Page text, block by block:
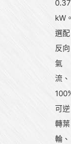
kW
選配
反向
氣
流、
可逆
轉葉
輪、